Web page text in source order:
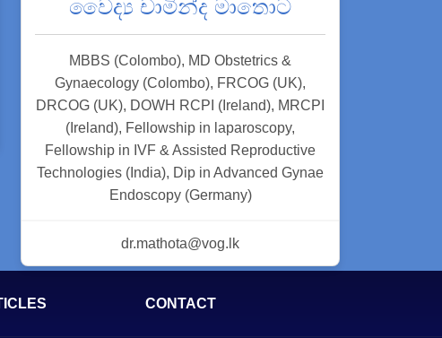
වෛද්‍ය චාමින්ද මාතොට
MBBS (Colombo), MD Obstetrics &
Gynaecology (Colombo), FRCOG (UK),
DRCOG (UK), DOWH RCPI (Ireland), MRCPI
(Ireland), Fellowship in laparoscopy,
Fellowship in IVF & Assisted Reproductive
Technologies (India), Dip in Advanced Gynae
Endoscopy (Germany)
dr.mathota@vog.lk
CONTACT